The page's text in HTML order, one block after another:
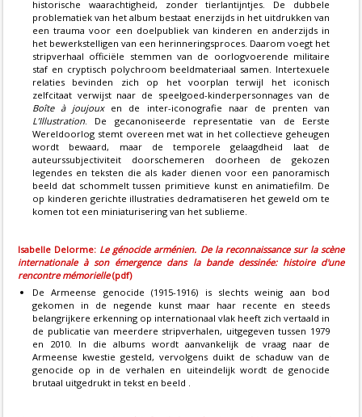
historische waarachtigheid, zonder tierlantijntjes. De dubbele
problematiek van het album bestaat enerzijds in het uitdrukken van
een trauma voor een doelpubliek van kinderen en anderzijds in
het bewerkstelligen van een herinneringsproces. Daarom voegt het
stripverhaal officiële stemmen van de oorlogvoerende militaire
staf en cryptisch polychroom beeldmateriaal samen. Intertexuele
relaties bevinden zich op het voorplan terwijl het iconisch
zelfcitaat verwijst naar de speelgoed-kinderpersonnages van de
Boîte à joujouxen de inter-iconografie naar de prenten van
L’Illustration. De gecanoniseerde representatie van de Eerste
Wereldoorlog stemt overeen met wat in het collectieve geheugen
wordt bewaard, maar de temporele gelaagdheid laat de
auteurssubjectiviteit doorschemeren doorheen de gekozen
legendes en teksten die als kader dienen voor een panoramisch
beeld dat schommelt tussen primitieve kunst en animatiefilm. De
op kinderen gerichte illustraties dedramatiseren het geweld om te
komen tot een miniaturisering van het sublieme.
Isabelle Delorme: Le génocide arménien. De la reconnaissance sur la scène
internationale à son émergence dans la bande dessinée: histoire d'une
rencontre mémorielle(pdf)
De Armeense genocide (1915-1916) is slechts weinig aan bod
gekomen in de negende kunst maar haar recente en steeds
belangrijkere erkenning op internationaal vlak heeft zich vertaald in
de publicatie van meerdere stripverhalen, uitgegeven tussen 1979
en 2010. In die albums wordt aanvankelijk de vraag naar de
Armeense kwestie gesteld, vervolgens duikt de schaduw van de
genocide op in de verhalen en uiteindelijk wordt de genocide
brutaal uitgedrukt in tekst en beeld .